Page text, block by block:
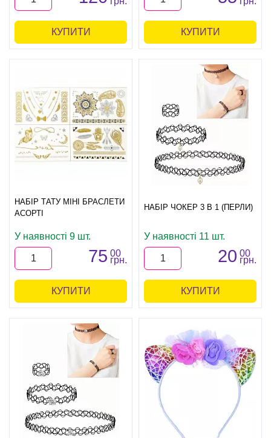
КУПИТИ КУПИТИ
НАБІР ТАТУ МІНІ БРАСЛЕТИ
АСОРТІ
У наявності 9 шт.
75 00
грн.
КУПИТИ
НАБІР ЧОКЕР 3 В 1 (ПЕРЛИ)
У наявності 11 шт.
20 00
грн.
КУПИТИ